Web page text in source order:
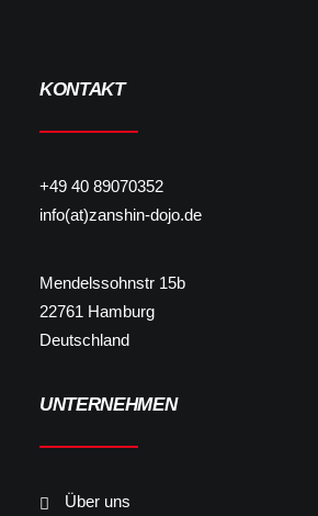
KONTAKT
+49 40 89070352
info(at)zanshin-dojo.de
Mendelssohnstr 15b
22761 Hamburg
Deutschland
UNTERNEHMEN
Über uns